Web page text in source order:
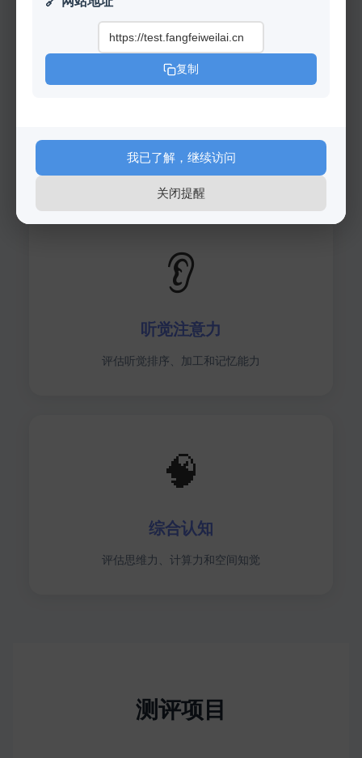
复制
我已了解，继续访问
关闭提醒
👁️
评估视觉广度、分辨、追踪和记忆能力
👂
听觉注意力
评估听觉排序、加工和记忆能力
🧠
综合认知
评估思维力、计算力和空间知觉
测评项目